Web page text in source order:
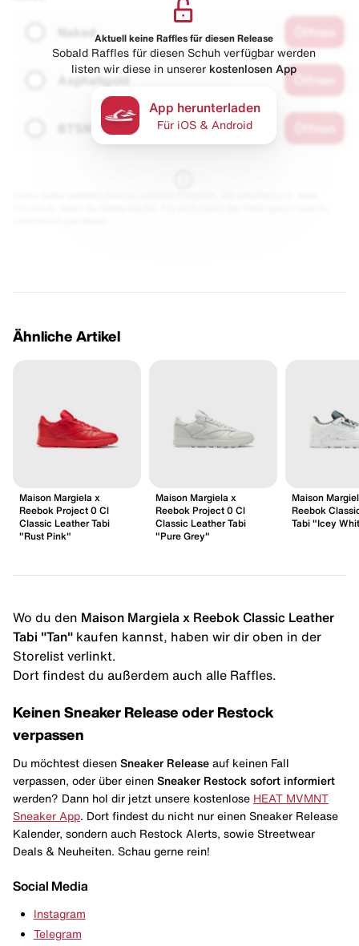
Naked
Asphaltgold
Aktuell keine Raffles für diesen Release
Sobald Raffles für diesen Schuh verfügbar werden
listen wir diese in unserer kostenlosen App
App herunterladen
Für iOS & Android
Ähnliche Artikel
Maison Margiela x
Reebok Project 0 Cl
Classic Leather Tabi
"Rust Pink"
Maison Margiela x
Reebok Project 0 Cl
Classic Leather Tabi
"Pure Grey"
Maison
Reebok
Tabi "Icey
Wo du den Maison Margiela x Reebok Classic Leather
Tabi "Tan" kaufen kannst, haben wir dir oben in der
Storelist verlinkt.
Dort findest du außerdem auch alle Raffles.
Keinen Sneaker Release oder Restock
verpassen
Du möchtest diesen Sneaker Release auf keinen Fall
verpassen, oder über einen Sneaker Restock sofort informiert
werden? Dann hol dir jetzt unsere kostenlose HEAT MVMNT
Sneaker App . Dort findest du nicht nur einen Sneaker Release
Kalender, sondern auch Restock Alerts, sowie Streetwear
Deals & Neuheiten. Schau gerne rein!
Social Media
Instagram
Telegram